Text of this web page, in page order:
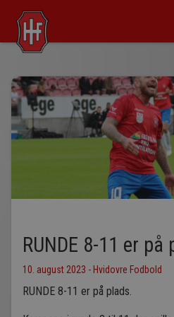
RUNDE 8-11 er på
10. august 2023 - Hvidovre Fodbold
RUNDE 8-11 er på plads.